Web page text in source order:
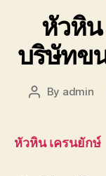
หัวหิน
บริษัทข
Post
By admin
หัวหิน เครนยักษ์